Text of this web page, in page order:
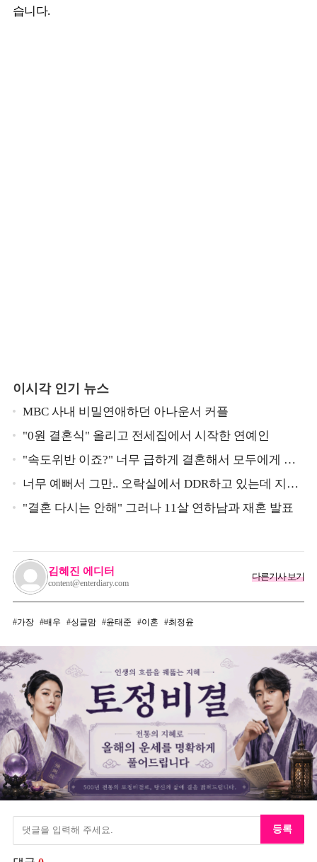
습니다.
이시각 인기 뉴스
MBC 사내 비밀연애하던 아나운서 커플
"0원 결혼식" 올리고 전세집에서 시작한 연예인
"속도위반 이죠?" 너무 급하게 결혼해서 모두에게 의
심 받았던 스타
너무 예뻐서 그만.. 오락실에서 DDR하고 있는데 지나
가던 이상민이 캐스팅했다는 연예인
"결혼 다시는 안해" 그러나 11살 연하남과 재혼 발표
김혜진 에디터
content@enterdiary.com
다른기사 보기
가장 배우 싱글맘 윤태준 이혼 최정윤
등록